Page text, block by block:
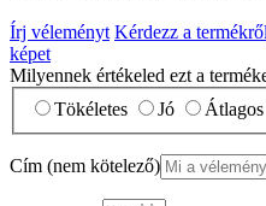
Írj véleményt Kérdezz a termékről
képet
Milyennek értékeled ezt a
Tökéletes
Jó Átlagos
Cím (nem kötelező)